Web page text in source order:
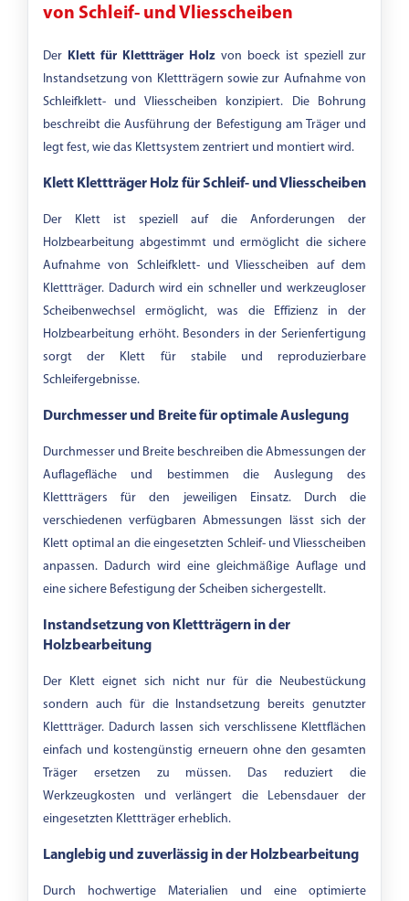
von Schleif- und Vliesscheiben
Der Klett für Klettträger Holz von boeck ist speziell zur
Instandsetzung von Klettträgern sowie zur Aufnahme von
Schleifklett- und Vliesscheiben konzipiert. Die Bohrung
beschreibt die Ausführung der Befestigung am Träger und
legt fest, wie das Klettsystem zentriert und montiert wird.
Klett Klettträger Holz für Schleif- und Vliesscheiben
Der Klett ist speziell auf die Anforderungen der
Holzbearbeitung abgestimmt und ermöglicht die sichere
Aufnahme von Schleifklett- und Vliesscheiben auf dem
Klettträger. Dadurch wird ein schneller und werkzeugloser
Scheibenwechsel ermöglicht, was die Effizienz in der
Holzbearbeitung erhöht. Besonders in der Serienfertigung
sorgt der Klett für stabile und reproduzierbare
Schleifergebnisse.
Durchmesser und Breite für optimale Auslegung
Durchmesser und Breite beschreiben die Abmessungen der
Auflagefläche und bestimmen die Auslegung des
Klettträgers für den jeweiligen Einsatz. Durch die
verschiedenen verfügbaren Abmessungen lässt sich der
Klett optimal an die eingesetzten Schleif- und Vliesscheiben
anpassen. Dadurch wird eine gleichmäßige Auflage und
eine sichere Befestigung der Scheiben sichergestellt.
Instandsetzung von Klettträgern in der
Holzbearbeitung
Der Klett eignet sich nicht nur für die Neubestückung
sondern auch für die Instandsetzung bereits genutzter
Klettträger. Dadurch lassen sich verschlissene Klettflächen
einfach und kostengünstig erneuern ohne den gesamten
Träger ersetzen zu müssen. Das reduziert die
Werkzeugkosten und verlängert die Lebensdauer der
eingesetzten Klettträger erheblich.
Langlebig und zuverlässig in der Holzbearbeitung
Durch hochwertige Materialien und eine optimierte